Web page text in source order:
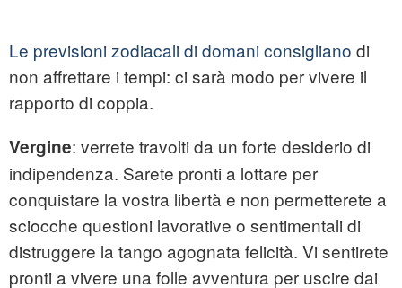
Le previsioni zodiacali di domani consigliano di
non affrettare i tempi: ci sarà modo per vivere il
rapporto di coppia.
Vergine: verrete travolti da un forte desiderio di
indipendenza. Sarete pronti a lottare per
conquistare la vostra libertà e non permetterete a
sciocche questioni lavorative o sentimentali di
distruggere la tango agognata felicità. Vi sentirete
pronti a vivere una folle avventura per uscire dai